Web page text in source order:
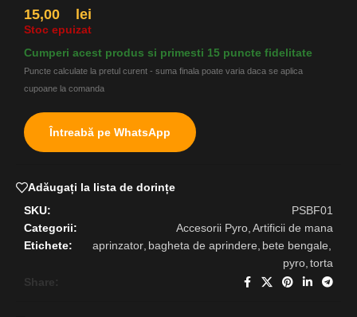
15,00 lei
Stoc epuizat
Cumperi acest produs si primesti 15 puncte fidelitate
Puncte calculate la pretul curent - suma finala poate varia daca se aplica
cupoane la comanda
Întreabă pe WhatsApp
Adăugați la lista de dorințe
SKU:
PSBF01
Categorii:
Accesorii Pyro Artificii de mana
Etichete:
aprinzator bagheta de aprindere bete bengale
pyro torta
Share: